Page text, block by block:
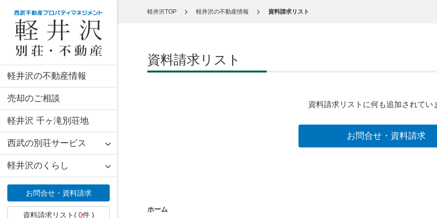
軽井沢の不動産情報
売却のご相談
軽井沢 千ヶ滝別荘地
西武の別荘サービス
軽井沢のくらし
お問合せ・資料請求
資料請求リスト( 0件 )
軽井沢TOP 軽井沢の不動産情報 資料請求リスト
資料請求リスト
資料請求リストに何も追加されてい
お問合せ・資料請求
ホーム